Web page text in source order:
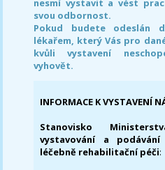
nesmí vystavit a vést
svou odbornost.
Pokud budete odeslán
lékařem, který Vás pro
kvůli vystavení
vyhovět.
INFORMACE K VYSTAVENÍ
Stanovisko
vystavování a
léčebně rehabilitační péči: